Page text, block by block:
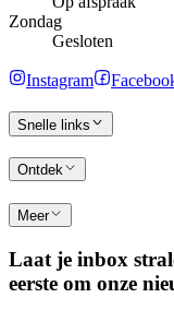
Zondag
Gesloten
Instagram
Snelle links
Ontdek
Meer
Laat je inbox
eerste om onze